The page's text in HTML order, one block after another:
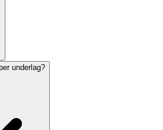
underlag?